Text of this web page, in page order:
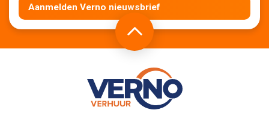
Aanmelden Verno nieuwsbrief